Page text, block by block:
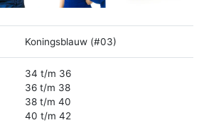
Koningsblauw (#03)
34 t/m 36
36 t/m 38
38 t/m 40
40 t/m 42